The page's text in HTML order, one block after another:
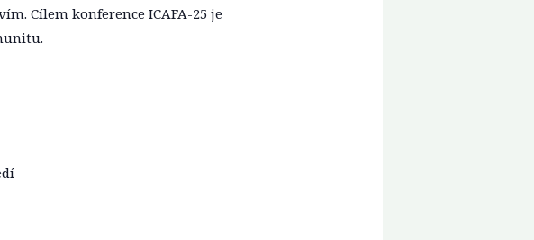
Cílem konference ICAFA-25 je